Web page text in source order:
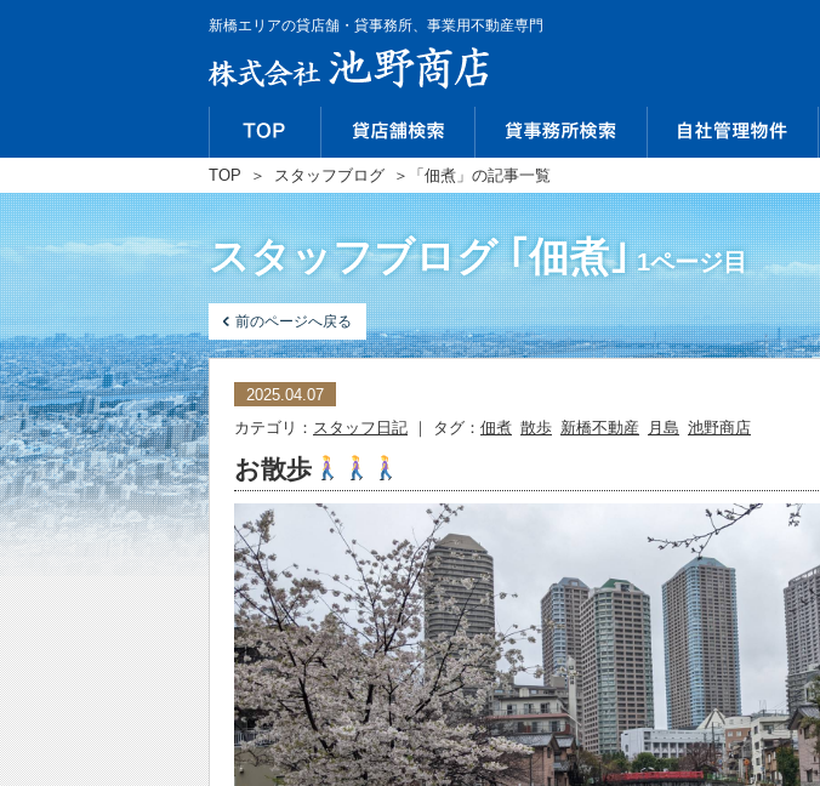
新橋エリアの貸店舗・貸事務所、事業用不動産専門
TOP ＞ スタッフブログ ＞ 「佃煮」の記事一覧
スタッフブログ ｢佃煮｣1ページ目
前のページへ戻る
2025.04.07
カテゴリ： スタッフ日記 ｜ タグ： 佃煮 散歩 新橋不動産 月島 池野商店
お散歩